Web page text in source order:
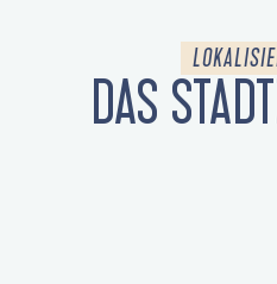
DAS